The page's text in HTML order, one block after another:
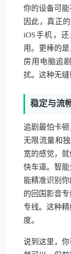
你的设备可能
因此，真正
iOS手机，
用。更棒的
房用电脑追
扰。这种无缝
稳定与流
追剧最怕卡
无限流量和
宽的感觉，
快车道。智
能精准识别
的回国影音
专线。这种
度。
说到这里，